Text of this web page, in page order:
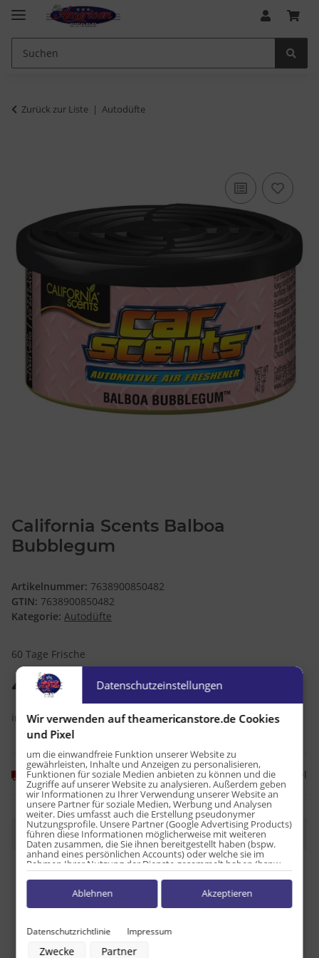
Zurück zur Liste Autodüfte
California Scents Balboa
Bubblegum
Artikelnummer: 7638900850482
GTIN: 7638900850482
Kategorie: Autodüfte
60 Tage Frische
4,49 €
inkl. 19% USt. , zzgl.Versand
Momentan nicht verfügbar Frage zum Artikel
Beschreibung
Produkteigenschaft
Versandgewicht:
Datenschutzeinstellungen
Wir verwenden auf theamericanstore.de Cookies
und Pixel
um die einwandfreie Funktion unserer Website zu
gewährleisten, Inhalte und Anzeigen zu personalisieren,
Funktionen für soziale Medien anbieten zu können und die
Zugriffe auf unserer Website zu analysieren. Außerdem geben
wir Informationen zu Ihrer Verwendung unserer Website an
unsere Partner für soziale Medien, Werbung und Analysen
weiter. Dies umfasst auch die Erstellung pseudonymer
Nutzungsprofile. Unsere Partner (Google Advertising Products)
führen diese Informationen möglicherweise mit weiteren
Daten zusammen, die Sie ihnen bereitgestellt haben (bspw.
anhand eines persönlichen Accounts) oder welche sie im
Rahmen Ihrer Nutzung der Dienste gesammelt haben (bspw.
Nutzungsdaten anderer Geräte). Ihre Einwilligung zur Nutzung
von Cookies und Pixeln können Sie jederzeit widerrufen,
indem Sie auf den Datenschutz-Button links unten klicken und
dort die entsprechenden Anpassungen vornehmen.
Zwecke der Datenverarbeitung durch unsere Partner:
Verwendung reduzierter Daten zur Auswahl von Werbeanzeigen
Datenschutzrichtlinie Impressum
Zwecke Partner
Ablehnen Akzeptieren